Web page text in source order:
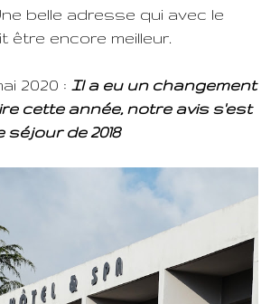
belle adresse qui avec le
être encore meilleur.
2020 : Il a eu un changement
cette année, notre avis s'est
de 2018